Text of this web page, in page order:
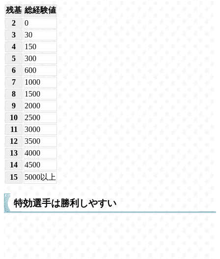
残基 総経験値
2
0
3
30
4
150
5
300
6
600
7
1000
8
1500
9
2000
10
2500
11
3000
12
3500
13
4000
14
4500
15
5000以上
特効選手は勝利しやすい